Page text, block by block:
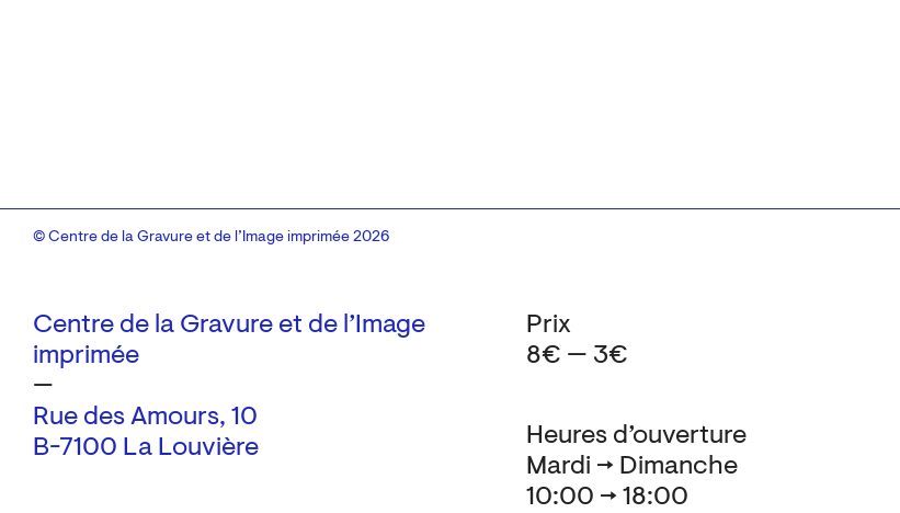
Centre de la Gravure et de l’Image
imprimée
—
Rue des Amours, 10
B-7100 La Louvière
Heures d’ouverture
Mardi → Dimanche
10:00 → 18:00
Prix
8€ — 3€
© Centre de la Gravure et de l’Image imprimée 2026